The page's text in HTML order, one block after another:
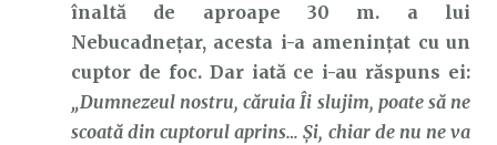
înaltă de aproape 30 m. a lui
Nebucadnețar, acesta i-a amenințat cu un
cuptor de foc. Dar iată ce i-au răspuns ei:
„Dumnezeul nostru, căruia Îi slujim, poate să ne
scoată din cuptorul aprins… Şi, chiar de nu ne va